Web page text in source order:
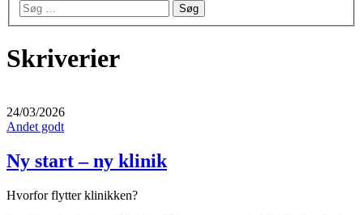
Skriverier
24/03/2026
Andet godt
Ny start – ny klinik
Hvorfor flytter klinikken?